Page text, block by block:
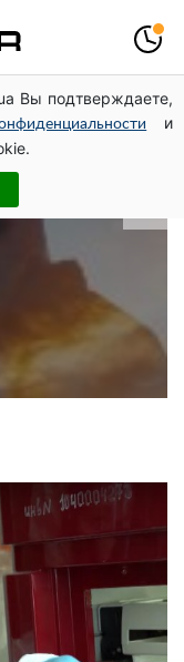
Вы подтверждаете,
и